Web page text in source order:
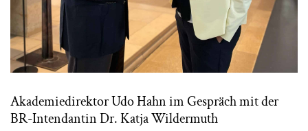
Akademiedirektor Udo Hahn im Gespräch mit der
BR-Intendantin Dr. Katja Wildermuth